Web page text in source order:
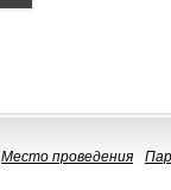
Место проведения